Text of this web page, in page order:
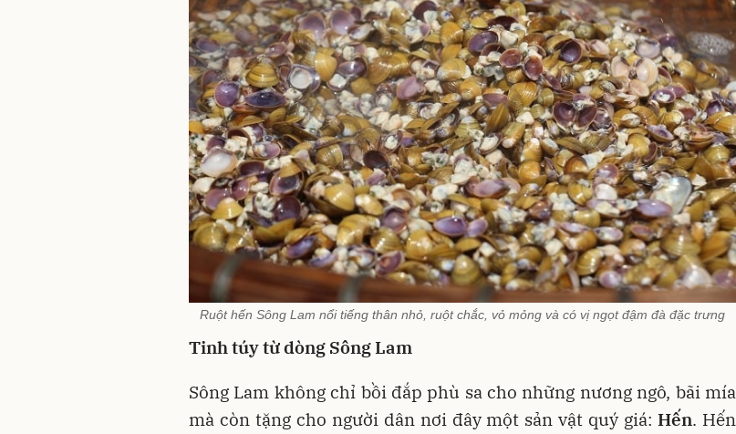
Ruột hến Sông Lam nổi tiếng thân nhỏ, ruột chắc, vỏ mỏng và có vị ngọt đậm đà đặc trưng
Tinh túy từ dòng Sông Lam
Sông Lam không chỉ bồi đắp phù sa cho những nương ngô, bãi mía
mà còn tặng cho người dân nơi đây một sản vật quý giá:Hến. Hến